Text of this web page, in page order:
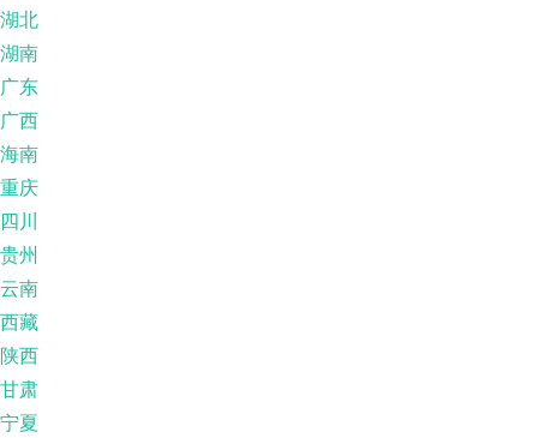
湖北
湖南
广东
广西
海南
重庆
四川
贵州
云南
西藏
陕西
甘肃
宁夏